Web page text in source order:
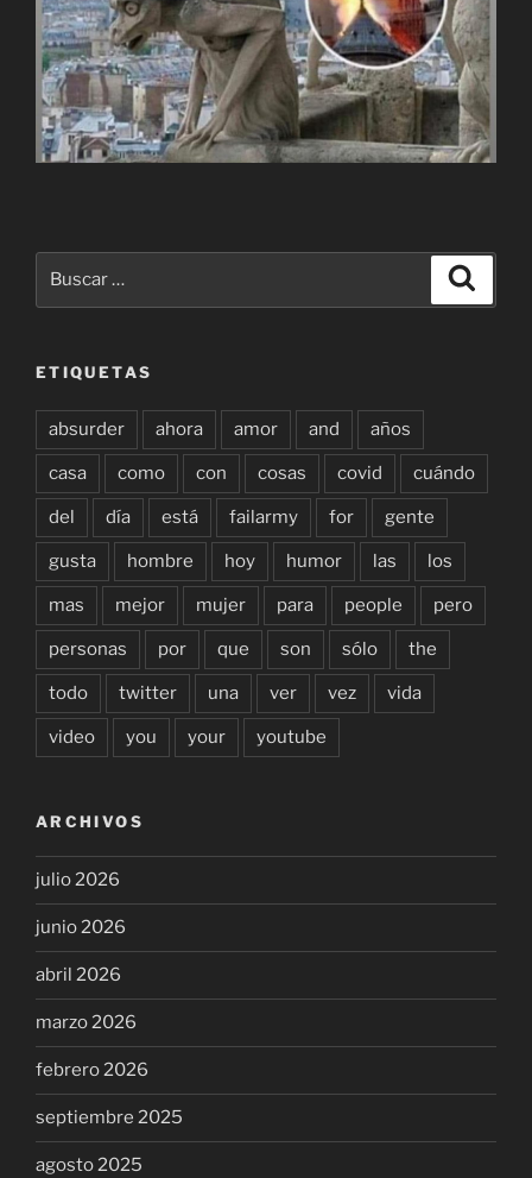
ETIQUETAS
absurder ahora amor and años
casa como con cosas covid cuándo
del día está failarmy for gente
gusta hombre hoy humor las los
mas mejor mujer para people pero
personas por que son sólo the
todo twitter una ver vez vida
video you your youtube
ARCHIVOS
julio 2026
junio 2026
abril 2026
marzo 2026
febrero 2026
septiembre 2025
agosto 2025